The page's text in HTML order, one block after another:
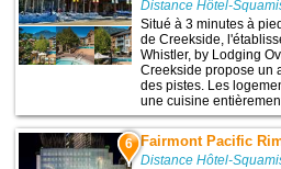
Distance Hôtel-
Situé à 3 minutes à
de Creekside,
Whistler, by Lodging
Creekside propose un
des pistes. Les
une cuisine entièrement
6 Fairmont Pacific
Distance Hôtel-